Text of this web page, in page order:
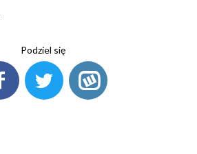
Podziel się